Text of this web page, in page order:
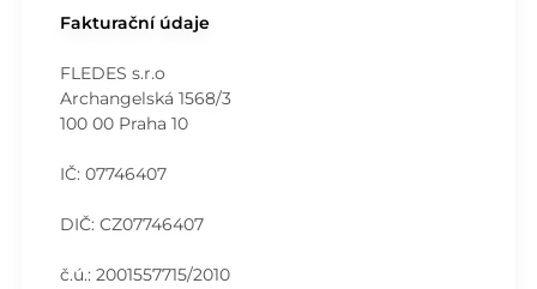
Fakturační údaje
FLEDES s.r.o
Archangelská 1568/3
100 00 Praha 10
IČ: 07746407
DIČ: CZ07746407
č.ú.: 2001557715/2010